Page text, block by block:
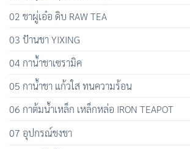
02 ชาผู่เอ๋อ ดิบ RAW TEA
03 ป้านชา YIXING
04 กาน้ำชาเซรามิค
05 กาน้ำชา แก้วใส ทนความร้อน
06 กาต้มน้ำเหล็ก เหล็กหล่อ IRON TEAPOT
07 อุปกรณ์ชงชา